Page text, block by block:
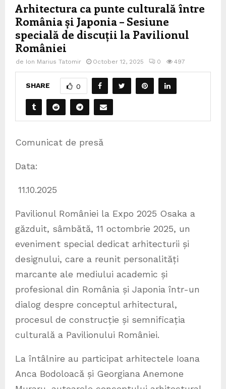
Arhitectura ca punte culturală între
România și Japonia – Sesiune
specială de discuții la Pavilionul
României
de Ion Marius Tatomir October 12, 2025 0 497
SHARE 0
Comunicat de presă
Data:
11.10.2025
Pavilionul României la Expo 2025 Osaka a
găzduit, sâmbătă, 11 octombrie 2025, un
eveniment special dedicat arhitecturii și
designului, care a reunit personalități
marcante ale mediului academic și
profesional din România și Japonia într-un
dialog despre conceptul arhitectural,
procesul de construcție și semnificația
culturală a Pavilionului României.
La întâlnire au participat arhitectele Ioana
Anca Bodoloacă și Georgiana Anemone